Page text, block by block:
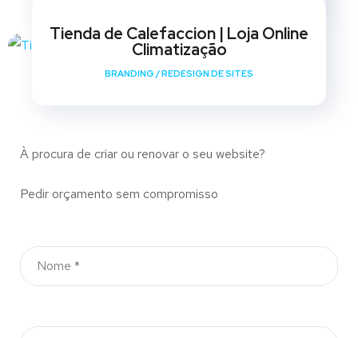
Tienda de Calefaccion | Loja Online
Climatização
BRANDING /REDESIGN DE SITES
À procura de criar ou renovar o seu website?
Pedir orçamento sem compromisso